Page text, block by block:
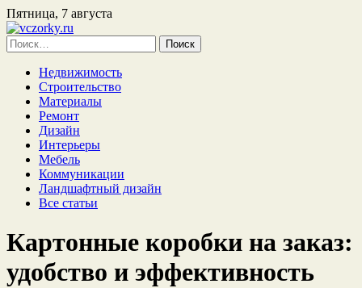
Пятница, 7 августа
Найти:
Недвижимость
Строительство
Материалы
Ремонт
Дизайн
Интерьеры
Мебель
Коммуникации
Ландшафтный дизайн
Все статьи
Картонные коробки на заказ:
удобство и эффективность